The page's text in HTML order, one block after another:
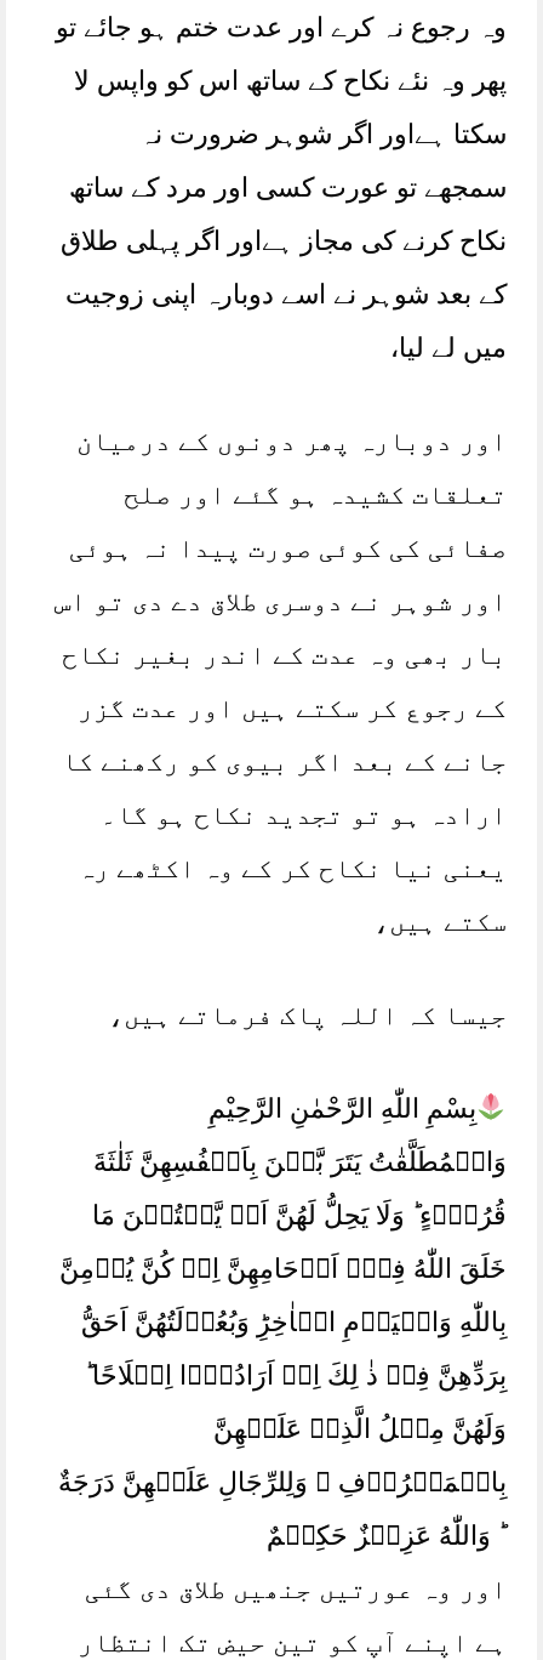
وہ رجوع نہ کرے اور عدت ختم ہو جائے تو
پھر وہ نئے نکاح کے ساتھ اس کو واپس لا
سکتا ہےاور اگر شوہر ضرورت نہ
سمجھے تو عورت کسی اور مرد کے ساتھ
نکاح کرنے کی مجاز ہےاور اگر پہلی طلاق
کے بعد شوہر نے اسے دوبارہ اپنی زوجیت
میں لے لیا،
اور دوبارہ پھر دونوں کے درمیان
تعلقات کشیدہ ہو گئے اور صلح
صفائی کی کوئی صورت پیدا نہ ہوئی
اور شوہر نے دوسری طلاق دے دی تو اس
بار بھی وہ عدت کے اندر بغیر نکاح
کے رجوع کر سکتے ہیں اور عدت گزر
جانے کے بعد اگر بیوی کو رکھنے کا
ارادہ ہو تو تجدید نکاح ہو گا۔
یعنی نیا نکاح کر کے وہ اکٹھے رہ
سکتے ہیں،
جیسا کہ اللہ پاک فرماتے ہیں،
بِسْمِ اللّٰهِ الرَّحْمٰنِ الرَّحِيْمِ
وَالۡمُطَلَّقٰتُ يَتَرَ بَّصۡنَ بِاَنۡفُسِهِنَّ ثَلٰثَةَ
قُرُوۡٓءٍ ‌ؕ وَلَا يَحِلُّ لَهُنَّ اَنۡ يَّكۡتُمۡنَ مَا
خَلَقَ اللّٰهُ فِىۡٓ اَرۡحَامِهِنَّ اِنۡ كُنَّ يُؤۡمِنَّ
بِاللّٰهِ وَالۡيَوۡمِ الۡاٰخِرِ‌ؕ وَبُعُوۡلَتُهُنَّ اَحَقُّ
بِرَدِّهِنَّ فِىۡ ذٰ لِكَ اِنۡ اَرَادُوۡٓا اِصۡلَاحًا ‌ؕ
وَلَهُنَّ مِثۡلُ الَّذِىۡ عَلَيۡهِنَّ
بِالۡمَعۡرُوۡفِ‌ ۖ وَلِلرِّجَالِ عَلَيۡهِنَّ دَرَجَةٌ
‌ ؕ وَاللّٰهُ عَزِيۡزٌ حَكِيۡمٌ
اور وہ عورتیں جنھیں طلاق دی گئی
ہے اپنے آپ کو تین حیض تک انتظار